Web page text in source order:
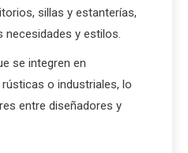
sillas y estanterías,
necesidades y estilos.
se integren en
o industriales, lo
entre diseñadores y